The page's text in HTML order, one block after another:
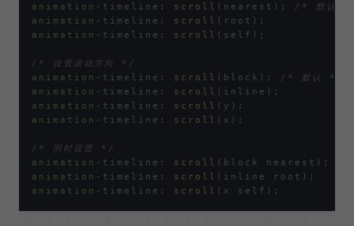
animation -timeline: scroll (nearest); /* 默认
animation -timeline: scroll
animation -timeline: scroll (self);
/* 设置滚动方向 */
animation -timeline: scroll (block); /* 默认 */
animation -timeline: scroll
animation -timeline: scroll
animation -timeline: scroll (x);
/* 同时设置 */
animation -timeline: scroll (block nearest);
animation -timeline: scroll
animation -timeline: scroll